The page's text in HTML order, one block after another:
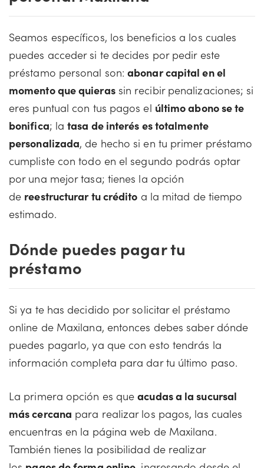
Seamos específicos, los beneficios a los cuales
puedes acceder si te decides por pedir este
préstamo personal son:abonar capital en el
momento que quierassin recibir penalizaciones; si
eres puntual con tus pagos el último abono se te
bonifica; latasa de interés es totalmente
personalizada, de hecho si en tu primer préstamo
cumpliste con todo en el segundo podrás optar
por una mejor tasa; tienes la opción
de reestructurar tu crédito a la mitad de tiempo
estimado.
Dónde puedes pagar tu
préstamo
Si ya te has decidido por solicitar el préstamo
online de Maxilana, entonces debes saber dónde
puedes pagarlo, ya que con esto tendrás la
información completa para dar tu último paso.
La primera opción es queacudas a la sucursal
más cercana para realizar los pagos, las cuales
encuentras en la página web de Maxilana.
También tienes la posibilidad de realizar